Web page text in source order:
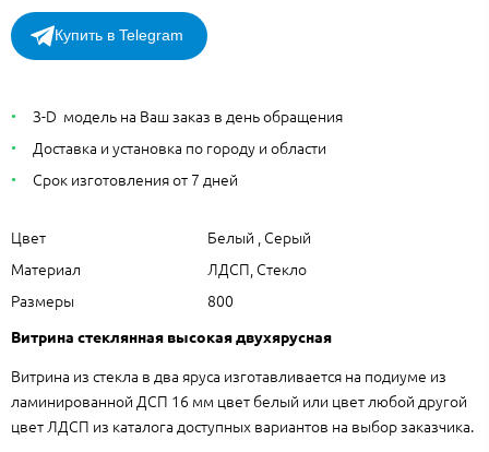
Купить в Telegram
З-D модель на Ваш заказ в день обращения
Доставка и установка по городу и области
Срок изготовления от 7 дней
Цвет
Белый , Серый
Материал
ЛДСП, Стекло
Размеры
800
Витрина стеклянная высокая двухярусная
Витрина из стекла в два яруса изготавливается на подиуме из
ламинированной ДСП 16 мм цвет белый или цвет любой другой
цвет ЛДСП из каталога доступных вариантов на выбор заказчика.